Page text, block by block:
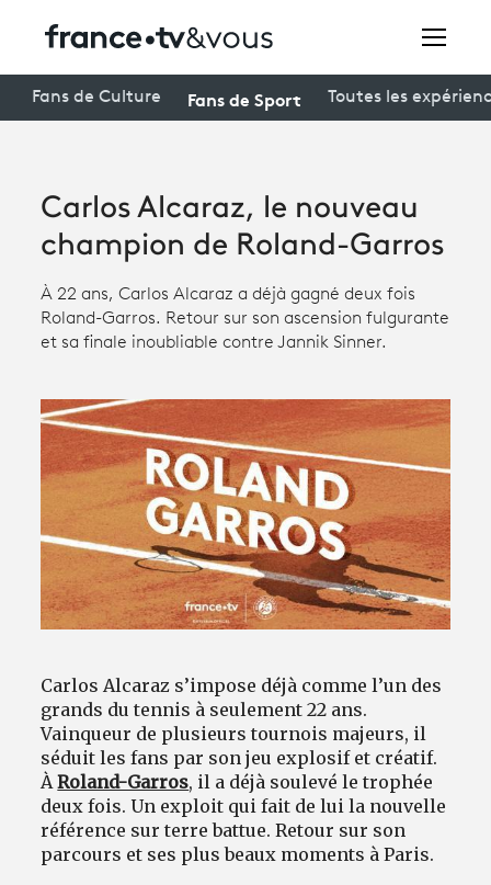
connexion
Avantages fidélité
Participer et assister à une émission
Productions et innovation
Programme tv
Fans de Culture Fans de Sport Toutes les
Carlos Alcaraz, le nouveau
champion de Roland-Garros
À 22 ans, Carlos Alcaraz a déjà gagné deux fois
Roland-Garros. Retour sur son ascension fulgurante
et sa finale inoubliable contre Jannik Sinner.
Carlos Alcaraz s’impose déjà comme l’un des
grands du tennis à seulement 22 ans.
Vainqueur de plusieurs tournois majeurs, il
séduit les fans par son jeu explosif et créatif.
ÀRoland-Garros, il a déjà soulevé le trophée
deux fois. Un exploit qui fait de lui la nouvelle
référence sur terre battue. Retour sur son
parcours et ses plus beaux moments à Paris.